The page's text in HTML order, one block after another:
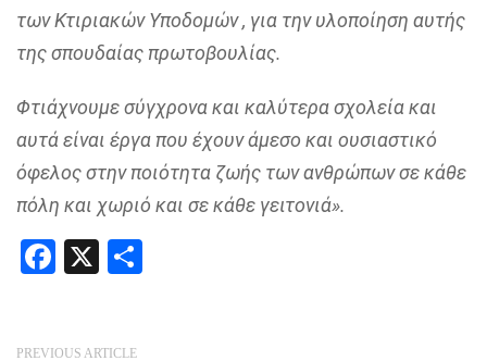
των Κτιριακών Υποδομών , για την υλοποίηση αυτής
της σπουδαίας πρωτοβουλίας.
Φτιάχνουμε σύγχρονα και καλύτερα σχολεία και
αυτά είναι έργα που έχουν άμεσο και ουσιαστικό
όφελος στην ποιότητα ζωής των ανθρώπων σε κάθε
πόλη και χωριό και σε κάθε γειτονιά».
Facebook
X
PREVIOUS ARTICLE